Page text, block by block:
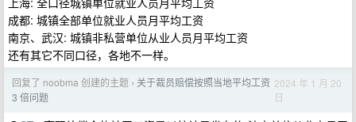
成都: 城镇全部单位就业人员月平均工资
南京、武汉: 城镇非私营单位从业人员月平均工资
还有其它不同口径，各地不一样。
回复了 noobma 创建的主题 › 关于裁员赔偿按照当地平均工资
3 倍问题
2024 年 1 月 20
日